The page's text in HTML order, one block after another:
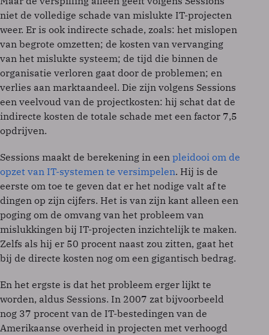
niet de volledige schade van mislukte IT-projecten
weer. Er is ook indirecte schade, zoals: het mislopen
van begrote omzetten; de kosten van vervanging
van het mislukte systeem; de tijd die binnen de
organisatie verloren gaat door de problemen; en
verlies aan marktaandeel. Die zijn volgens Sessions
een veelvoud van de projectkosten: hij schat dat de
indirecte kosten de totale schade met een factor 7,5
opdrijven.
Sessions maakt de berekening in een pleidooi om de
opzet van IT-systemen te versimpelen. Hij is de
eerste om toe te geven dat er het nodige valt af te
dingen op zijn cijfers. Het is van zijn kant alleen een
poging om de omvang van het probleem van
mislukkingen bij IT-projecten inzichtelijk te maken.
Zelfs als hij er 50 procent naast zou zitten, gaat het
bij de directe kosten nog om een gigantisch bedrag.
En het ergste is dat het probleem erger lijkt te
worden, aldus Sessions. In 2007 zat bijvoorbeeld
nog 37 procent van de IT-bestedingen van de
Amerikaanse overheid in projecten met verhoogd